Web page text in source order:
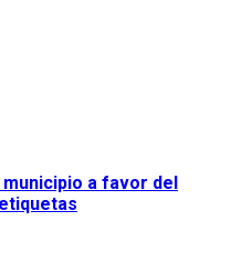
a favor del